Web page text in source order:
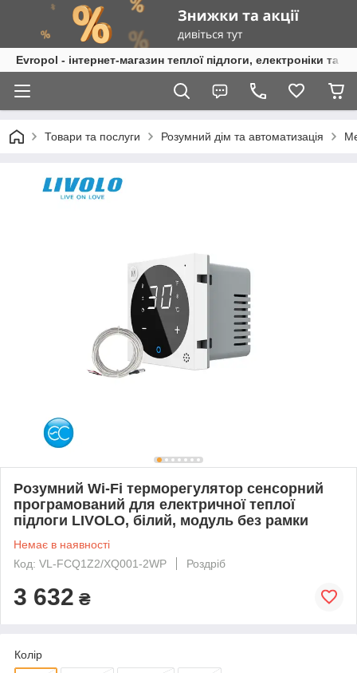
Evropol - інтернет-магазин теплої підлоги, електроніки та
Товари та послуги Розумний дім та автоматизація
Розумний Wi-Fi терморегулятор сенсорний
програмований для електричної теплої
підлоги LIVOLO, білий, модуль без рамки
Немає в наявності
Код: VL-FCQ1Z2/XQ001-2WP
Роздріб
3 632 ₴
Колір